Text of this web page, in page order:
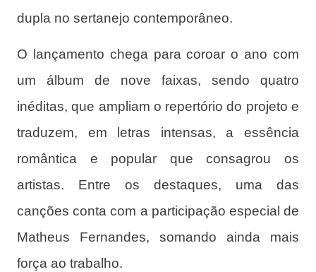
dupla no sertanejo contemporâneo.
O lançamento chega para coroar o ano com
um álbum de nove faixas, sendo quatro
inéditas, que ampliam o repertório do projeto e
traduzem, em letras intensas, a essência
romântica e popular que consagrou os
artistas. Entre os destaques, uma das
canções conta com a participação especial de
Matheus Fernandes, somando ainda mais
força ao trabalho.